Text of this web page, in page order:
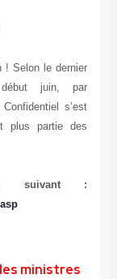
! Selon le dernier
début juin, par
s’est
plus partie des
suivant :
ministres